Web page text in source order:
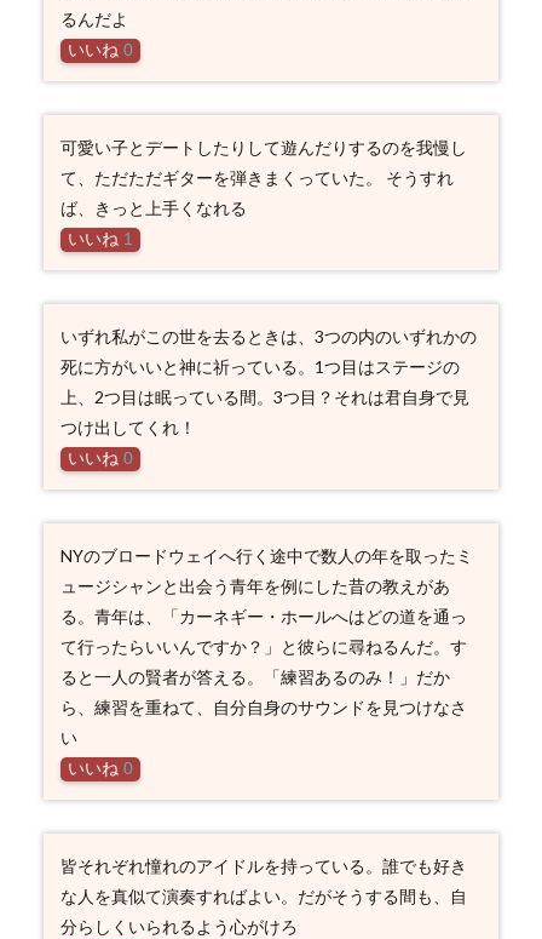
るんだよ
いいね 0
可愛い子とデートしたりして遊んだりするのを我慢し
て、ただただギターを弾きまくっていた。 そうすれ
ば、きっと上手くなれる
いいね 1
いずれ私がこの世を去るときは、3つの内のいずれかの
死に方がいいと神に祈っている。1つ目はステージの
上、2つ目は眠っている間。3つ目？それは君自身で見
つけ出してくれ！
いいね 0
NYのブロードウェイへ行く途中で数人の年を取ったミ
ュージシャンと出会う青年を例にした昔の教えがあ
る。青年は、「カーネギー・ホールへはどの道を通っ
て行ったらいいんですか？」と彼らに尋ねるんだ。す
ると一人の賢者が答える。「練習あるのみ！」だか
ら、練習を重ねて、自分自身のサウンドを見つけなさ
い
いいね 0
皆それぞれ憧れのアイドルを持っている。誰でも好き
な人を真似て演奏すればよい。だがそうする間も、自
分らしくいられるよう心がけろ